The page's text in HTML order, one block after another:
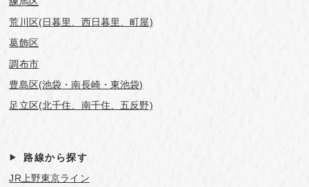
荒川区(日暮里、西日暮里、町屋)
葛飾区
調布市
豊島区(池袋・南長崎・東池袋)
足立区(北千住、南千住、五反野)
路線から探す
JR上野東京ライン